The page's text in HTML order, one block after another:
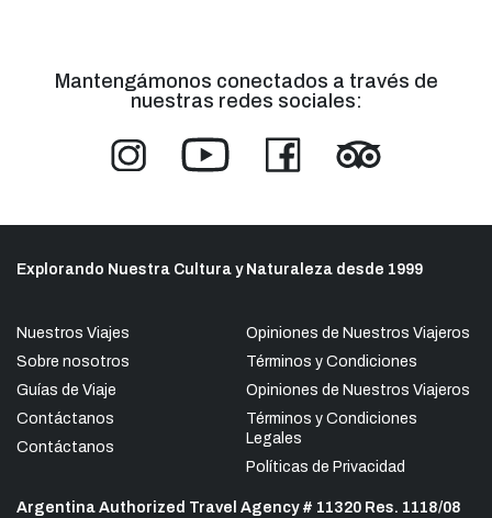
Mantengámonos conectados a través de
nuestras redes sociales:
Explorando Nuestra Cultura y Naturaleza desde 1999
Nuestros Viajes
Sobre nosotros
Guías de Viaje
Contáctanos
Contáctanos
Opiniones de Nuestros Viajeros
Términos y Condiciones
Opiniones de Nuestros Viajeros
Términos y Condiciones
Legales
Políticas de Privacidad
Argentina Authorized Travel Agency # 11320 Res. 1118/08